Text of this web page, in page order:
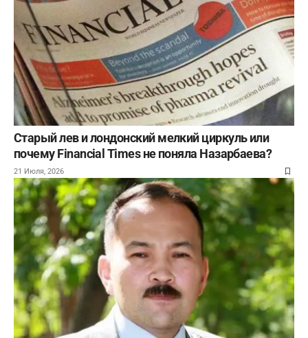
Старый лев и лондонский мелкий циркуль или
почему Financial Times не поняла Назарбаева?
21 Июля, 2026